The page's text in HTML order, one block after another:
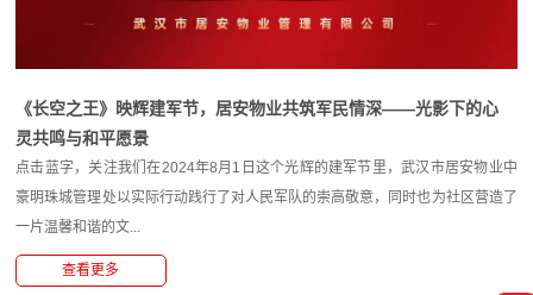
《长空之王》映辉建军节，居安物业共筑军民情深——光影下的心
灵共鸣与和平愿景
点击蓝字，关注我们在2024年8月1日这个光辉的建军节里，武汉市居安物业中
豪明珠城管理处以实际行动践行了对人民军队的崇高敬意，同时也为社区营造了
一片温馨和谐的文...
查看更多